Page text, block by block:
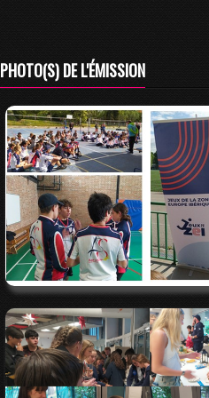
PHOTO(S) DE L'ÉMISSION